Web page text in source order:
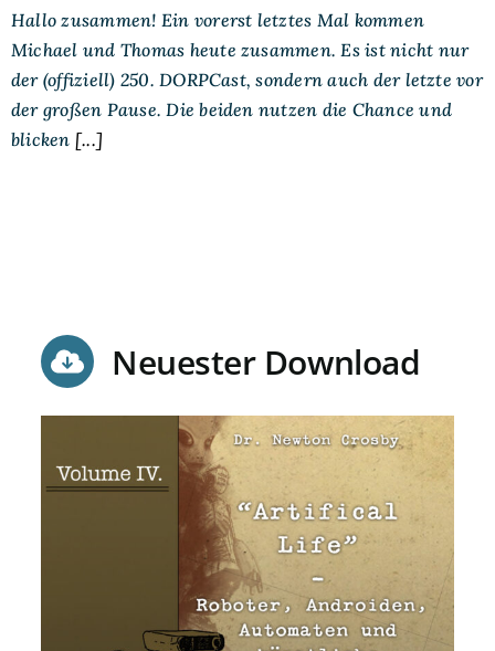
Hallo zusammen! Ein vorerst letztes Mal kommen
Michael und Thomas heute zusammen. Es ist nicht nur
der (offiziell) 250. DORPCast, sondern auch der letzte vor
der großen Pause. Die beiden nutzen die Chance und
blicken [...]
Neuester Download